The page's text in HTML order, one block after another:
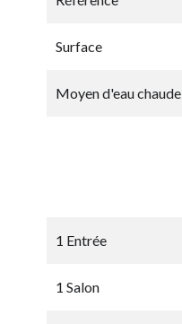
Surface
Moyen d'eau chaude
1 Entrée
1 Salon